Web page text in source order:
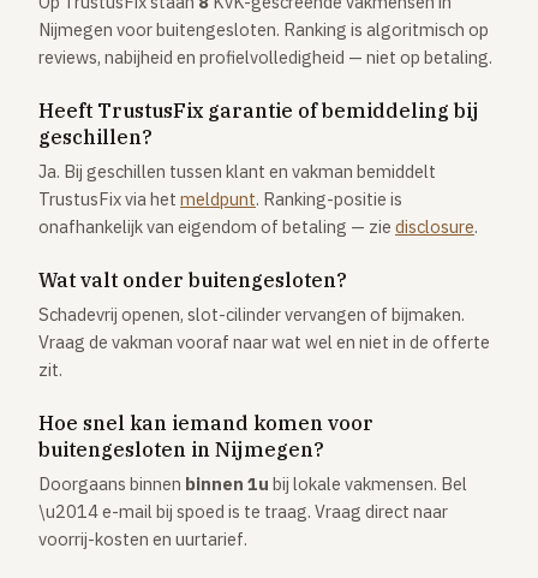
Nijmegen voor buitengesloten. Ranking is algoritmisch op
reviews, nabijheid en profielvolledigheid — niet op betaling.
Heeft TrustusFix garantie of bemiddeling bij
geschillen?
Ja. Bij geschillen tussen klant en vakman bemiddelt
TrustusFix via het meldpunt. Ranking-positie is
onafhankelijk van eigendom of betaling — zie disclosure.
Wat valt onder buitengesloten?
Schadevrij openen, slot-cilinder vervangen of bijmaken.
Vraag de vakman vooraf naar wat wel en niet in de offerte
zit.
Hoe snel kan iemand komen voor
buitengesloten in Nijmegen?
Doorgaans binnen binnen 1u bij lokale vakmensen. Bel
\u2014 e-mail bij spoed is te traag. Vraag direct naar
voorrij-kosten en uurtarief.